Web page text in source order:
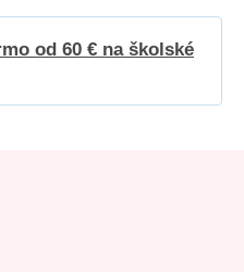
od 60 € na školské